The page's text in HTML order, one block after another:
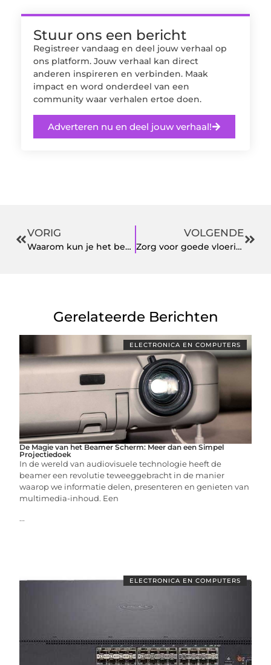
Stuur ons een bericht
Registreer vandaag en deel jouw verhaal op
ons platform. Jouw verhaal kan direct
anderen inspireren en verbinden. Maak
impact en word onderdeel van een
community waar verhalen ertoe doen.
Adverteren nu en deel jouw verhaal!
VORIG
Waarom kun je het beste op voorhand je tickets voor een concert weten te bemachtigen? Lees nu
VOLGENDE
Zorg voor goede vloerisolatie bij oudere woningen
Gerelateerde Berichten
ELECTRONICA EN COMPUTERS
De Magie van het Beamer Scherm: Meer dan een Simpel
Projectiedoek
In de wereld van audiovisuele technologie heeft de
beamer een revolutie teweeggebracht in de manier
waarop we informatie delen, presenteren en genieten van
multimedia-inhoud. Een
...
ELECTRONICA EN COMPUTERS